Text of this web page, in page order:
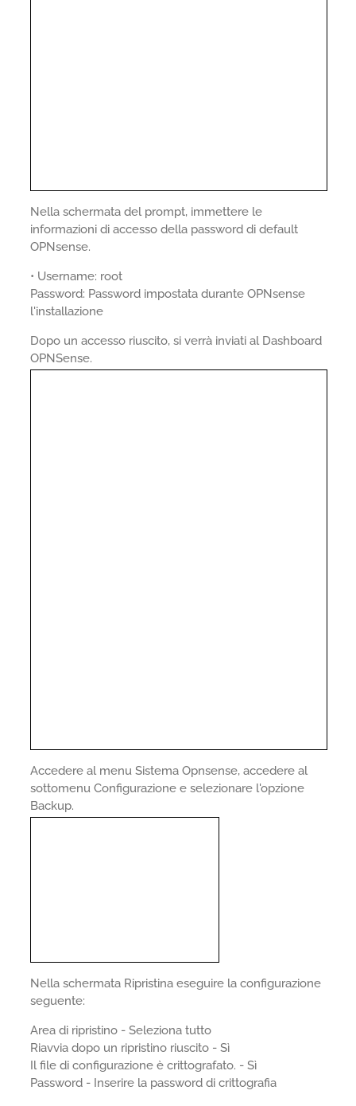
Nella schermata del prompt, immettere le
informazioni di accesso della password di default
OPNsense.
• Username: root
Password: Password impostata durante OPNsense
l'installazione
Dopo un accesso riuscito, si verrà inviati al Dashboard
OPNSense.
Accedere al menu Sistema Opnsense, accedere al
sottomenu Configurazione e selezionare l'opzione
Backup.
Nella schermata Ripristina eseguire la configurazione
seguente:
Area di ripristino - Seleziona tutto
Riavvia dopo un ripristino riuscito - Sì
Il file di configurazione è crittografato. - Sì
Password - Inserire la password di crittografia